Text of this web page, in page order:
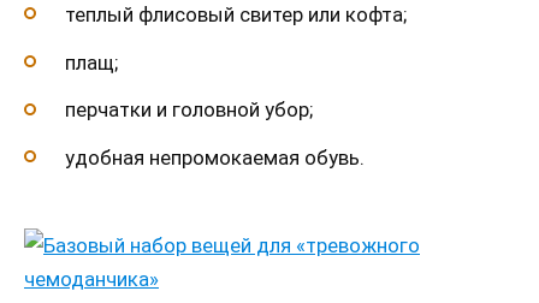
теплый флисовый свитер или кофта;
плащ;
перчатки и головной убор;
удобная непромокаемая обувь.